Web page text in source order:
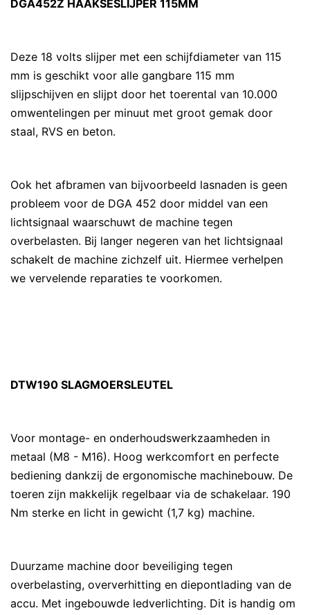
DGA452Z HAAKSESLIJPER 115MM
Deze 18 volts slijper met een schijfdiameter van 115
mm is geschikt voor alle gangbare 115 mm
slijpschijven en slijpt door het toerental van 10.000
omwentelingen per minuut met groot gemak door
staal, RVS en beton.
Ook het afbramen van bijvoorbeeld lasnaden is geen
probleem voor de DGA 452 door middel van een
lichtsignaal waarschuwt de machine tegen
overbelasten. Bij langer negeren van het lichtsignaal
schakelt de machine zichzelf uit. Hiermee verhelpen
we vervelende reparaties te voorkomen.
DTW190 SLAGMOERSLEUTEL
Voor montage- en onderhoudswerkzaamheden in
metaal (M8 - M16). Hoog werkcomfort en perfecte
bediening dankzij de ergonomische machinebouw. De
toeren zijn makkelijk regelbaar via de schakelaar. 190
Nm sterke en licht in gewicht (1,7 kg) machine.
Duurzame machine door beveiliging tegen
overbelasting, oververhitting en diepontlading van de
accu. Met ingebouwde ledverlichting. Dit is handig om